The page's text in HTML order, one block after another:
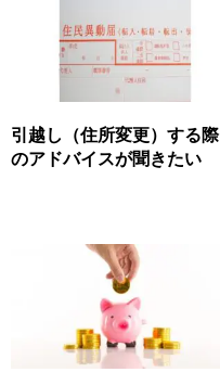
引越し（住所変更）する際
のアドバイスが聞きたい